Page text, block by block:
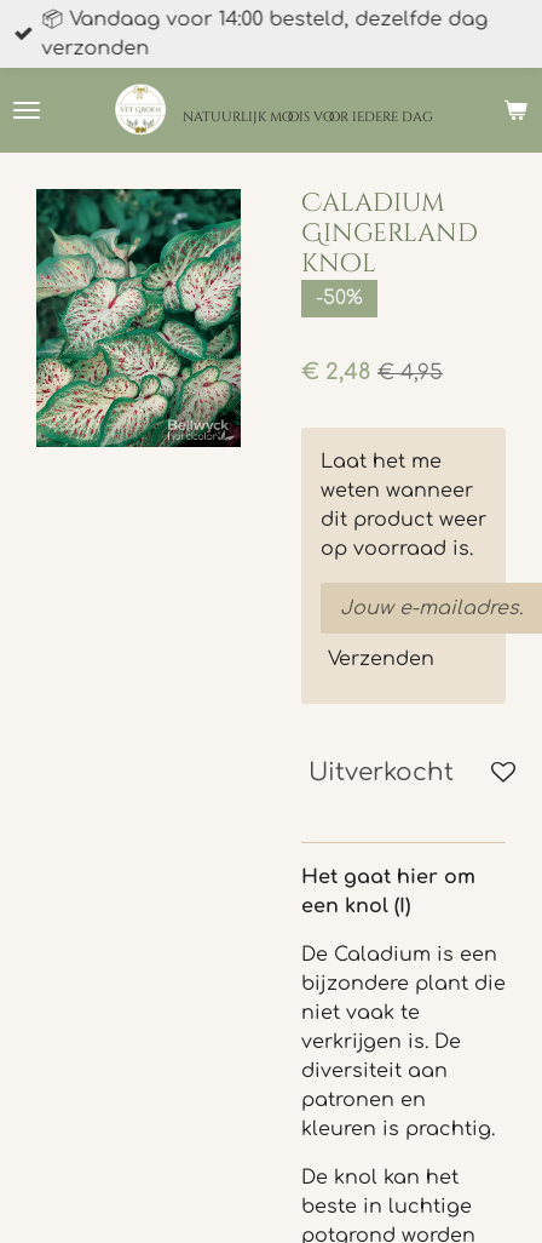
Ga
direct
de
natuurlijk moois voor iedere dag
📦 Vandaag voor 14:00 besteld, dezelfde dag
verzonden
Caladium
Gingerland
knol
-50%
€ 2,48 € 4,95
Laat het me
weten wanneer
dit product weer
op voorraad is.
Verzenden
Uitverkocht
Het gaat hier om
een knol (I)
De Caladium is een
bijzondere plant die
niet vaak te
verkrijgen is. De
diversiteit aan
patronen en
kleuren is prachtig.
De knol kan het
beste in luchtige
potgrond worden